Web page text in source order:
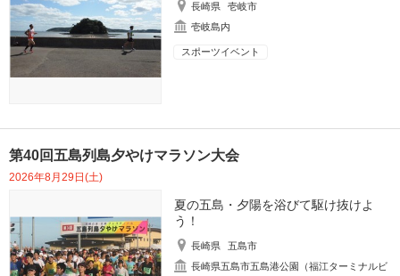
長崎県
壱岐市
壱岐島内
スポーツイベント
第40回五島列島夕やけマラソン大会
2026年8月29日(土)
夏の五島・夕陽を浴びて駆け抜けよ
う！
長崎県
五島市
長崎県五島市五島港公園（福江ターミナルビ